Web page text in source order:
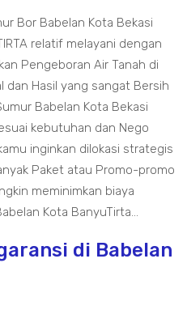
Bor Babelan Kota Bekasi
relatif melayani dengan
Pengeboran Air Tanah di
dan Hasil yang sangat Bersih
Babelan Kota Bekasi
kebutuhan dan Nego
inginkan dilokasi strategis
Paket atau Promo-promo
meminimkan biaya
Kota BanyuTirta...
di Babelan